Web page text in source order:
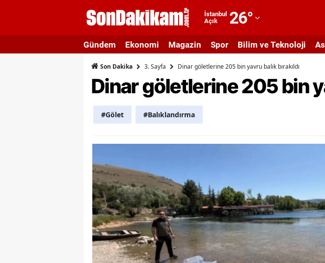
İstanbul
Açık
26°
Adıyaman
Afyonkarahisar
Ağrı
Aydın
Balıkesir
Bilecik
Bingöl
Gündem Ekonomi Magazin Spor Bilim ve Teknoloji
Son Dakika 3. Sayfa Dinar göletlerine 205 bin yavru balık bırakıldı
Dinar göletlerine 205 bin
#Gölet #Balıklandırma